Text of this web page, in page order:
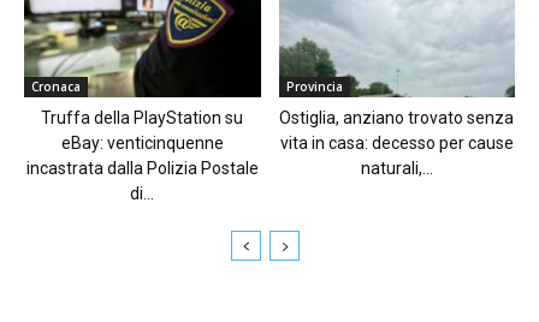
Cronaca
Truffa della PlayStation su
eBay: venticinquenne
incastrata dalla Polizia Postale
di...
Provincia
Ostiglia, anziano trovato senza
vita in casa: decesso per cause
naturali,...